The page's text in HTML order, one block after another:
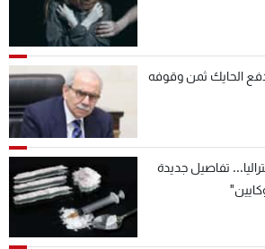
الحايك ثمن وقوفه
تفاصيل جديدة
شروط الإسـتخدام